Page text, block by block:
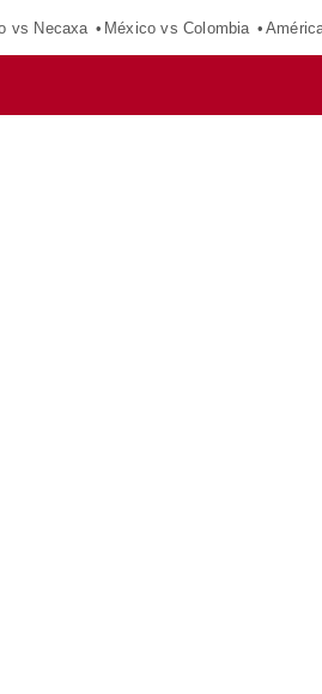
vs Necaxa México vs Colombia